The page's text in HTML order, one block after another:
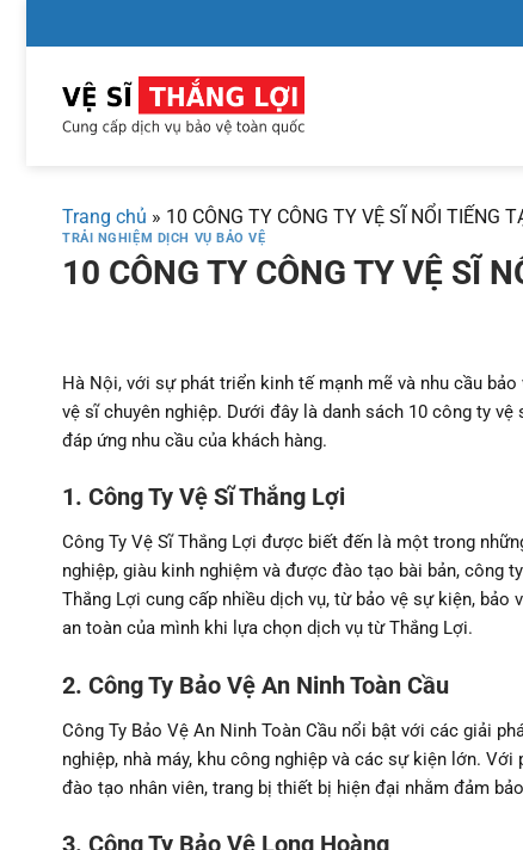
đến
dung
Trang chủ » 10 CÔNG TY CÔNG TY VỆ SĨ NỔI TIẾNG
TRẢI NGHIỆM DỊCH VỤ BẢO VỆ
10 CÔNG TY CÔNG TY VỆ SĨ
Hà Nội, với sự phát triển kinh tế mạnh mẽ và nhu cầu
vệ sĩ chuyên nghiệp. Dưới đây là danh sách 10 công ty
đáp ứng nhu cầu của khách hàng.
1. Công Ty Vệ Sĩ Thắng Lợi
Công Ty Vệ Sĩ Thắng Lợi được biết đến là một trong
nghiệp, giàu kinh nghiệm và được đào tạo bài bản, công
Thắng Lợi cung cấp nhiều dịch vụ, từ bảo vệ sự kiện, bảo
an toàn của mình khi lựa chọn dịch vụ từ Thắng Lợi.
2. Công Ty Bảo Vệ An Ninh Toàn Cầu
Công Ty Bảo Vệ An Ninh Toàn Cầu nổi bật với các giải
nghiệp, nhà máy, khu công nghiệp và các sự kiện lớn.
đào tạo nhân viên, trang bị thiết bị hiện đại nhằm đảm
3. Công Ty Bảo Vệ Long Hoàng